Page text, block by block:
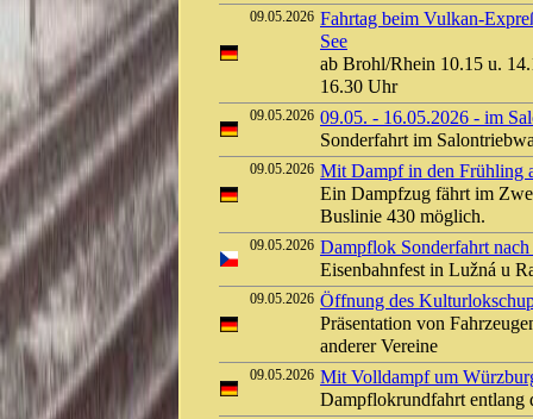
09.05.2026 Fahrtag beim Vulkan-
See
ab Brohl/Rhein 10.15 u.
16.30 Uhr
09.05.2026 09.05. - 16.05.2026 - im
Sonderfahrt im
09.05.2026 Mit Dampf in den Frühling
Ein Dampfzug fährt im
Buslinie 430 möglich.
09.05.2026 Dampflok Sonderfahrt nach
Eisenbahnfest in Lužná u
09.05.2026 Öffnung des
Präsentation von
anderer Vereine
09.05.2026 Mit Volldampf um
Dampflokrundfahrt entlang